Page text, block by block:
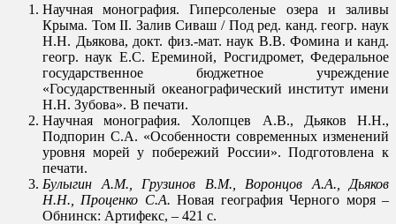
Научная монография. Гиперсоленые озера и заливы
Крыма. Том II. Залив Сиваш / Под ред. канд. геогр. наук
Н.Н. Дьякова, докт. физ.-мат. наук В.В. Фомина и канд.
геогр. наук Е.С. Ереминой, Росгидромет, Федеральное
государственное бюджетное учреждение
«Государственный океанографический институт имени
Н.Н. Зубова». В печати.
Научная монография. Холопцев А.В., Дьяков Н.Н.,
Подпорин С.А. «Особенности современных изменений
уровня морей у побережий России». Подготовлена к
печати.
Булыгин А.М., Грузинов В.М., Воронцов А.А., Дьяков
Н.Н., Проценко С.А. Новая география Черного моря –
Обнинск: Артифекс, – 421 с.